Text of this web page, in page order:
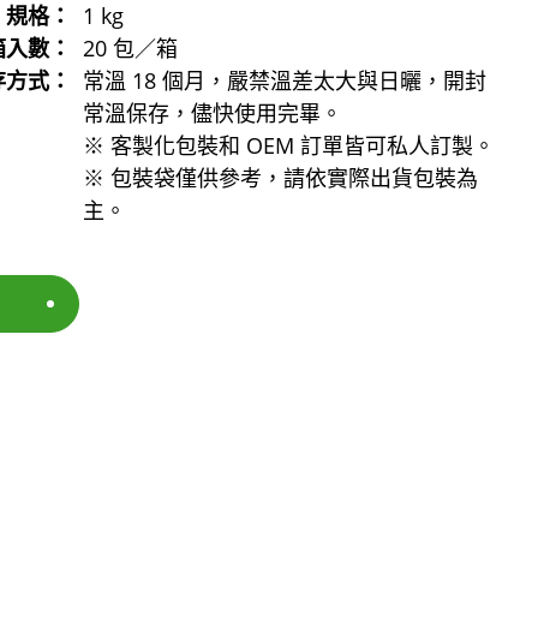
規格：
1 kg
數：
20 包／箱
式：
常溫 18 個月，嚴禁溫差太大與日曬，開封
常溫保存，儘快使用完畢。
※ 客製化包裝和 OEM 訂單皆可私人訂製。
※ 包裝袋僅供參考，請依實際出貨包裝為
主。